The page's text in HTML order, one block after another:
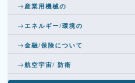
産業用機械の
エネルギー/環境の
金融/保険について
航空宇宙/ 防衛